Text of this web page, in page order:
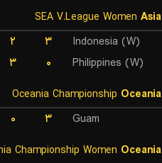
Asia
Indonesia (W)
۳ ۲
Philippines (W)
۰ ۳
Oceania
Guam
۳ ۰
Oceania